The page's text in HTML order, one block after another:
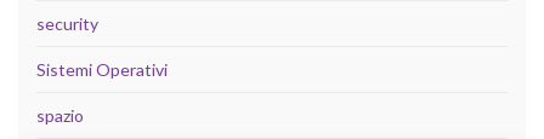
security
Sistemi Operativi
spazio